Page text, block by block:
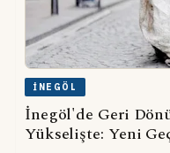
İNEGÖL
İnegöl'de Geri
Yükselişte: Yeni